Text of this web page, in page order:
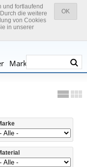
OK
und fortlaufend
die weitere
von Cookies
in unserer
Marken